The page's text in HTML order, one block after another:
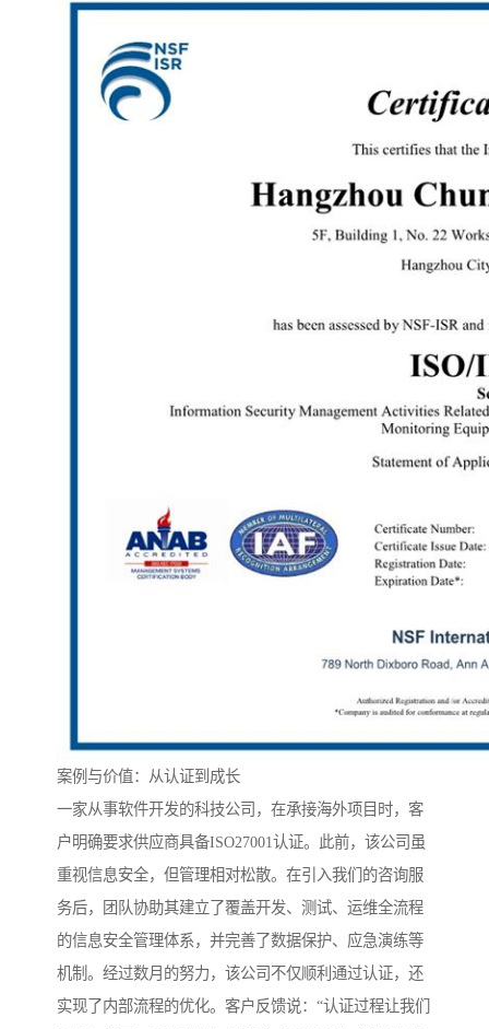
案例与价值：从认证到成长
一家从事软件开发的科技公司，在承接海外项目时，客
户明确要求供应商具备ISO27001认证。此前，该公司虽
重视信息安全，但管理相对松散。在引入我们的咨询服
务后，团队协助其建立了覆盖开发、测试、运维全流程
的信息安全管理体系，并完善了数据保护、应急演练等
机制。经过数月的努力，该公司不仅顺利通过认证，还
实现了内部流程的优化。客户反馈说：“认证过程让我们